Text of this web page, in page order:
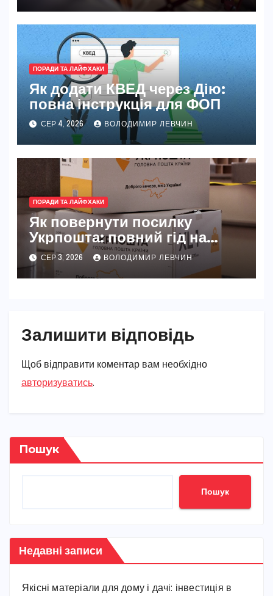
ПОРАДИ ТА ЛАЙФХАКИ
Як додати КВЕД через Дію:
повна інструкція для ФОП
СЕР 4, 2026 ВОЛОДИМИР ЛЕВЧИН
ПОРАДИ ТА ЛАЙФХАКИ
Як повернути посилку
Укрпошта: повний гід на
2026 рік
СЕР 3, 2026 ВОЛОДИМИР ЛЕВЧИН
Залишити відповідь
Щоб відправити коментар вам необхідно
авторизуватись.
Пошук
Пошук
Недавні записи
Якісні матеріали для дому і дачі: інвестиція в